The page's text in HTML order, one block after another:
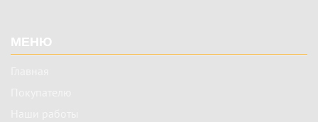
МЕНЮ